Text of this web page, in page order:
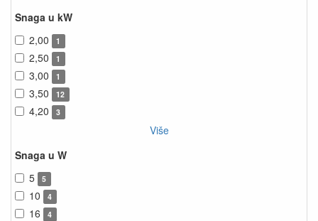
Snaga u kW
2,00
1
2,50 1
3,00 1
3,50 12
4,20 3
Više
Snaga u W
5
5
10 4
16 4